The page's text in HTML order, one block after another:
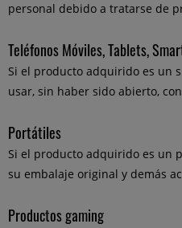
personal debido a tratarse de
Teléfonos Móviles, Tablets,
Si el producto adquirido es un
usar, sin haber sido abierto,
Portátiles
Si el producto adquirido es un
su embalaje original y demás
Productos gaming